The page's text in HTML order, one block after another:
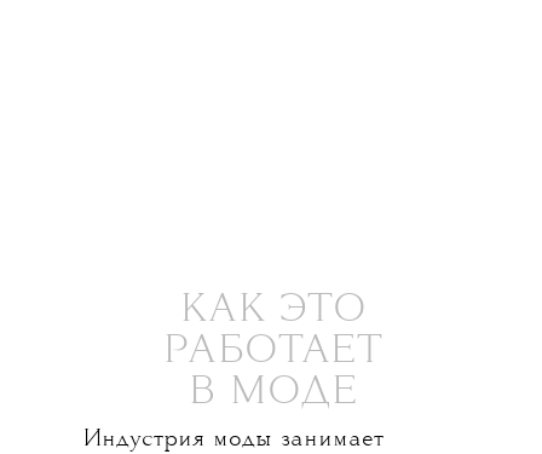
КАК ЭТО
РАБОТАЕТ
В МОДЕ
Индустрия моды занимает